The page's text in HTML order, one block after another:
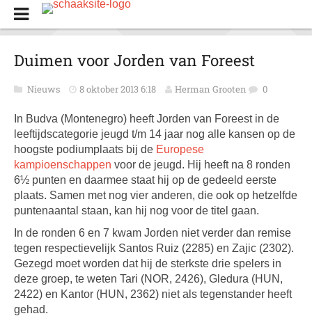
Duimen voor Jorden van Foreest
Nieuws 8 oktober 2013 6:18 Herman Grooten 0
In Budva (Montenegro) heeft Jorden van Foreest in de
leeftijdscategorie jeugd t/m 14 jaar nog alle kansen op de
hoogste podiumplaats bij de Europese
kampioenschappen voor de jeugd. Hij heeft na 8 ronden
6½ punten en daarmee staat hij op de gedeeld eerste
plaats. Samen met nog vier anderen, die ook op hetzelfde
puntenaantal staan, kan hij nog voor de titel gaan.
In de ronden 6 en 7 kwam Jorden niet verder dan remise
tegen respectievelijk Santos Ruiz (2285) en Zajic (2302).
Gezegd moet worden dat hij de sterkste drie spelers in
deze groep, te weten Tari (NOR, 2426), Gledura (HUN,
2422) en Kantor (HUN, 2362) niet als tegenstander heeft
gehad.